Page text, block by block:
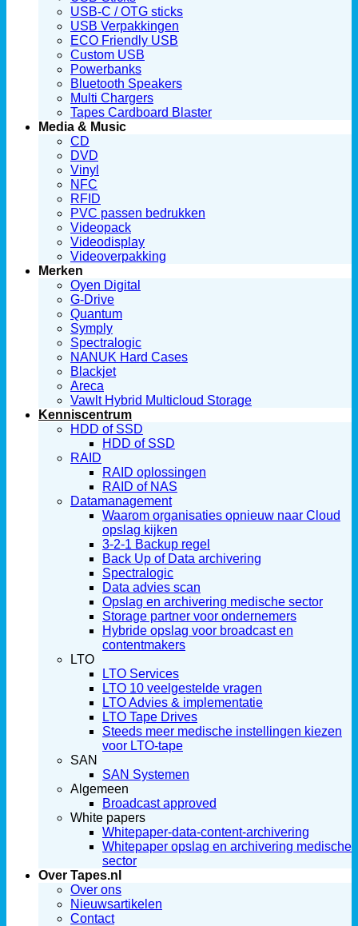
USB-C / OTG sticks
USB Verpakkingen
ECO Friendly USB
Custom USB
Powerbanks
Bluetooth Speakers
Multi Chargers
Tapes Cardboard Blaster
Media & Music
CD
DVD
Vinyl
NFC
RFID
PVC passen bedrukken
Videopack
Videodisplay
Videoverpakking
Merken
Oyen Digital
G-Drive
Quantum
Symply
Spectralogic
NANUK Hard Cases
Blackjet
Areca
Vawlt Hybrid Multicloud Storage
Kenniscentrum
HDD of SSD
HDD of SSD
RAID
RAID oplossingen
RAID of NAS
Datamanagement
Waarom organisaties opnieuw naar Cloud
opslag kijken
3-2-1 Backup regel
Back Up of Data archivering
Spectralogic
Data advies scan
Opslag en archivering medische sector
Storage partner voor ondernemers
Hybride opslag voor broadcast en
contentmakers
LTO
LTO Services
LTO 10 veelgestelde vragen
LTO Advies & implementatie
LTO Tape Drives
Steeds meer medische instellingen kiezen
voor LTO-tape
SAN
SAN Systemen
Algemeen
Broadcast approved
White papers
Whitepaper-data-content-archivering
Whitepaper opslag en archivering medische
sector
Over Tapes.nl
Over ons
Nieuwsartikelen
Contact